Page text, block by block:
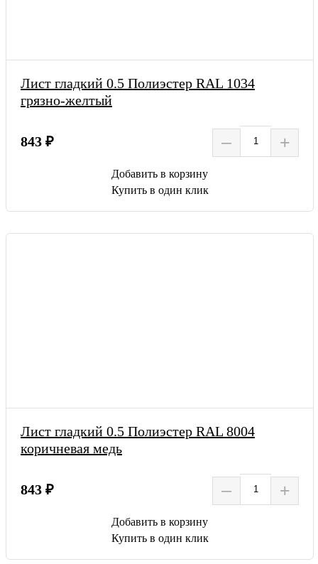
Лист гладкий 0.5 Полиэстер RAL 1034
грязно-желтый
843 ₽ – +
Добавить в корзину
Купить в один клик
Лист гладкий 0.5 Полиэстер RAL 8004
коричневая медь
843 ₽ – +
Добавить в корзину
Купить в один клик